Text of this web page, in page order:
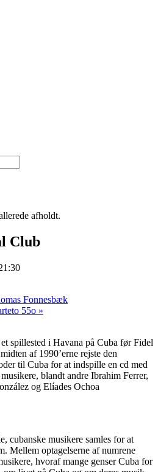
afholdt.
Club
Fonnesbæk
55o »
spillested i Havana på Cuba før Fidel
af 1990’erne rejste den
til Cuba for at indspille en cd med
blandt andre Ibrahim Ferrer,
og Elíades Ochoa
cubanske musikere samles for at
Mellem optagelserne af numrene
hvoraf mange genser Cuba for